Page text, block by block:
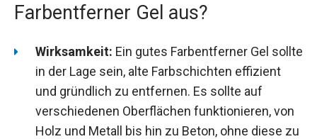
Farbentferner Gel aus?
Wirksamkeit: Ein gutes Farbentferner Gel sollte
in der Lage sein, alte Farbschichten effizient
und gründlich zu entfernen. Es sollte auf
verschiedenen Oberflächen funktionieren, von
Holz und Metall bis hin zu Beton, ohne diese zu